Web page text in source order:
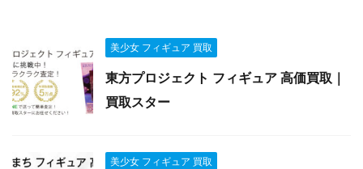
美少女 フィギュア 買取
東方プロジェクト フィギュア 高価買取｜
買取スター
美少女 フィギュア 買取